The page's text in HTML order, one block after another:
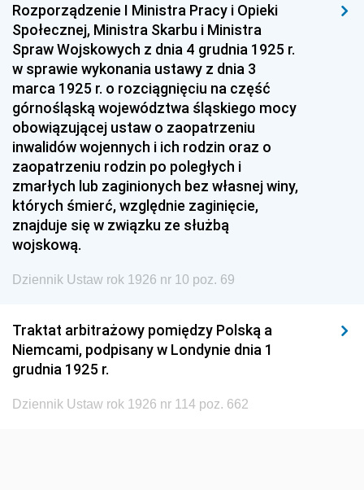
1938 1937 1936
1935 1934 1933
1932 1931 1930
1929 1928 1927
1926 1925
1923 1922
1920 1919 1918
Rozporządzenie I Ministra Pracy i Opieki
Społecznej, Ministra Skarbu i Ministra
Spraw Wojskowych z dnia 4 grudnia 1925 r.
w sprawie wykonania ustawy z dnia 3
marca 1925 r. o rozciągnięciu na część
górnośląską województwa śląskiego mocy
obowiązującej ustaw o zaopatrzeniu
inwalidów wojennych i ich rodzin oraz o
zaopatrzeniu rodzin po poległych i
zmarłych lub zaginionych bez własnej winy,
których śmierć, względnie zaginięcie,
znajduje się w związku ze służbą
wojskową.
Dziennik Ustaw rok 1926 nr 10 poz. 69
Traktat arbitrażowy pomiędzy Polską a
Niemcami, podpisany w Londynie dnia 1
grudnia 1925 r.
Dziennik Ustaw rok 1926 nr 114 poz. 662